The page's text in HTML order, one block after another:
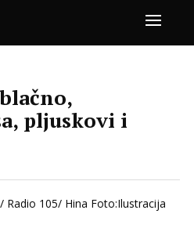
pljuskovi i
Radio 105/ Hina Foto:Ilustracija